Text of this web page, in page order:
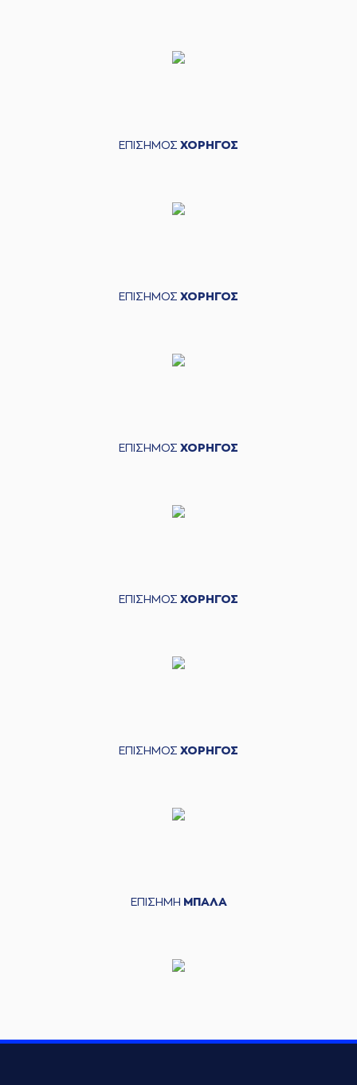
ΕΠΙΣΗΜΟΣ ΧΟΡΗΓΟΣ
ΕΠΙΣΗΜΟΣ ΧΟΡΗΓΟΣ
ΕΠΙΣΗΜΟΣ ΧΟΡΗΓΟΣ
ΕΠΙΣΗΜΟΣ ΧΟΡΗΓΟΣ
ΕΠΙΣΗΜΟΣ ΧΟΡΗΓΟΣ
ΕΠΙΣΗΜΗ ΜΠΑΛΑ